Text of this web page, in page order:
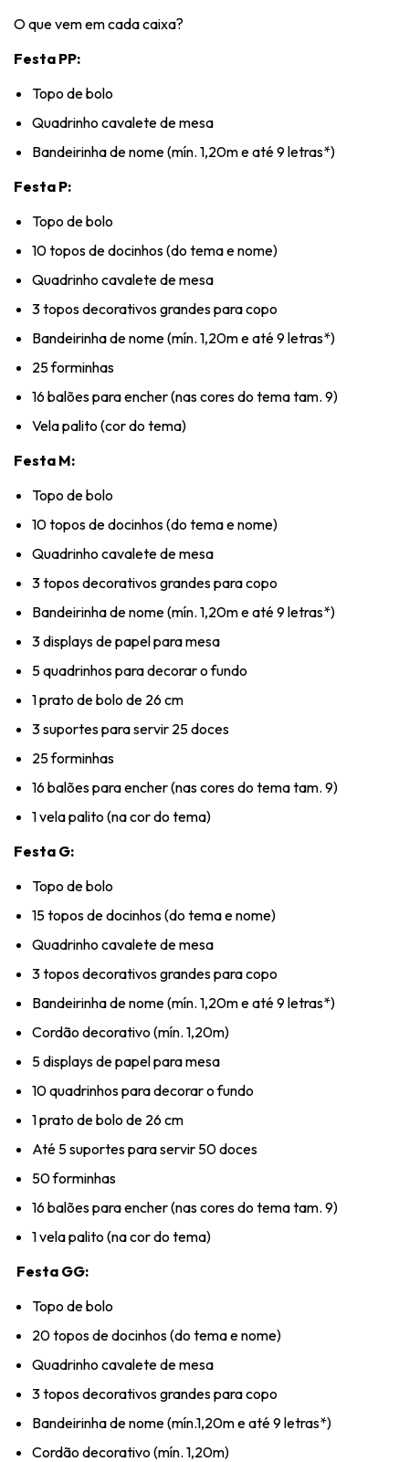
O que vem em cada caixa?
Festa PP:
Topo de bolo
Quadrinho cavalete de mesa
Bandeirinha de nome (mín. 1,20m e até 9 letras*)
Festa P:
Topo de bolo
10 topos de docinhos (do tema e nome)
Quadrinho cavalete de mesa
3 topos decorativos grandes para copo
Bandeirinha de nome (mín. 1,20m e até 9 letras*)
25 forminhas
16 balões para encher (nas cores do tema tam. 9)
Vela palito (cor do tema)
Festa M:
Topo de bolo
10 topos de docinhos (do tema e nome)
Quadrinho cavalete de mesa
3 topos decorativos grandes para copo
Bandeirinha de nome (mín. 1,20m e até 9 letras*)
3 displays de papel para mesa
5 quadrinhos para decorar o fundo
1 prato de bolo de 26 cm
3 suportes para servir 25 doces
25 forminhas
16 balões para encher (nas cores do tema tam. 9)
1 vela palito (na cor do tema)
Festa G:
Topo de bolo
15 topos de docinhos (do tema e nome)
Quadrinho cavalete de mesa
3 topos decorativos grandes para copo
Bandeirinha de nome (mín. 1,20m e até 9 letras*)
Cordão decorativo (mín. 1,20m)
5 displays de papel para mesa
10 quadrinhos para decorar o fundo
1 prato de bolo de 26 cm
Até 5 suportes para servir 50 doces
50 forminhas
16 balões para encher (nas cores do tema tam. 9)
1 vela palito (na cor do tema)
Festa GG:
Topo de bolo
20 topos de docinhos (do tema e nome)
Quadrinho cavalete de mesa
3 topos decorativos grandes para copo
Bandeirinha de nome (mín.1,20m e até 9 letras*)
Cordão decorativo (mín. 1,20m)